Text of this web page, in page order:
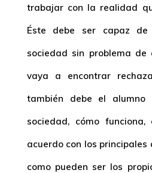
trabajar con la realidad
Éste debe ser capaz de
sociedad sin problema
vaya a encontrar
también debe el alumno
sociedad, cómo
acuerdo con los principales
como pueden ser los